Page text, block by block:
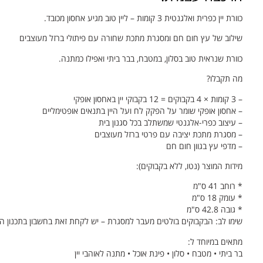
כוורת יין כפרית ואלגנטית 3 קומות – ליין טוב מגיע אחסון מכובד.
שילוב של עץ חום חם ומסגרת מתכת שחורה עם פיתולי ברזל מעוצבים
כוורת שנראית טוב בסלון, במטבח, בבר ביתי ואפילו כמתנה.
מה תקבלו?
– 3 קומות × 4 בקבוקים = 12 בקבוקי יין באחסון אופקי
– אחסון אופקי שומר על הפקק לח ועל היין בתנאים אופטימליים
– עיצוב כפרי-אלגנטי שמשתלב בכל סגנון בית
– מסגרת מתכת יציבה עם פרטי ברזל מעוצבים
– מדפי עץ בגוון חום חם
מידות המוצר (נטו, ללא בקבוקים):
* רוחב 41 ס"מ
* עומק 18 ס"מ
* גובה 42.8 ס"מ
שימו לב: הבקבוקים בולטים מעבר למסגרת – יש לקחת זאת בחשבון בתכנון
מתאים במיוחד ל:
בר ביתי • מטבח • סלון • פינת אוכל • מתנה לאוהבי יין